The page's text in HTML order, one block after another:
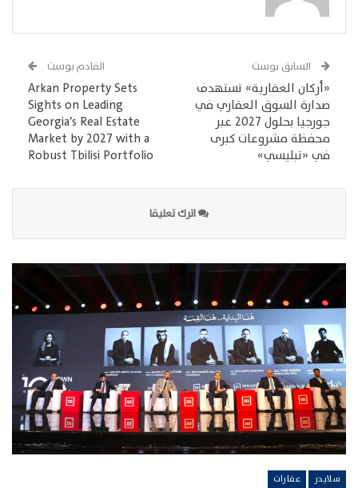
السابق بوست
«أركان العقارية» تستهدف
صدارة السوق العقاري في
جورجيا بحلول 2027 عبر
محفظة مشروعات كبرى
في «تبليسي»
القادم بوست
Arkan Property Sets
Sights on Leading
Georgia’s Real Estate
Market by 2027 with a
Robust Tbilisi Portfolio
اترك تعليقا
سلايدر عقارات